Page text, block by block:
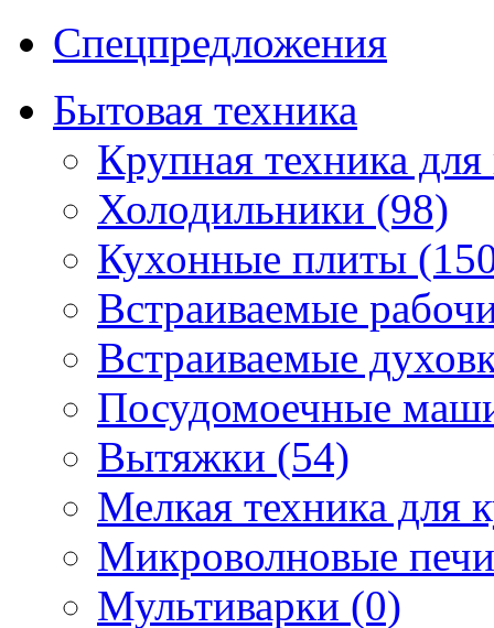
Спецпредложения
Бытовая техника
Крупная техника
Холодильники (98)
Кухонные плиты
Встраиваемые
Встраиваемые
Посудомоечные
Вытяжки (54)
Мелкая техника для
Микроволновые
Мультиварки (0)